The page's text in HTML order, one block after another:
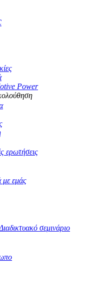
Power
ερωτήσεις
με εμάς
σεμινάριο